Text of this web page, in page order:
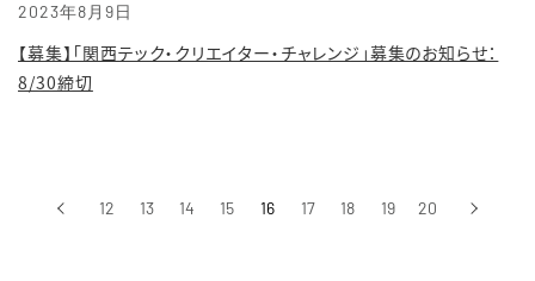
2023年8月9日
【募集】「関西テック・クリエイター・チャレンジ」募集のお知らせ：
8/30締切
‹前へ 12 13 14 15 16 17 18 19 20 ›次へ